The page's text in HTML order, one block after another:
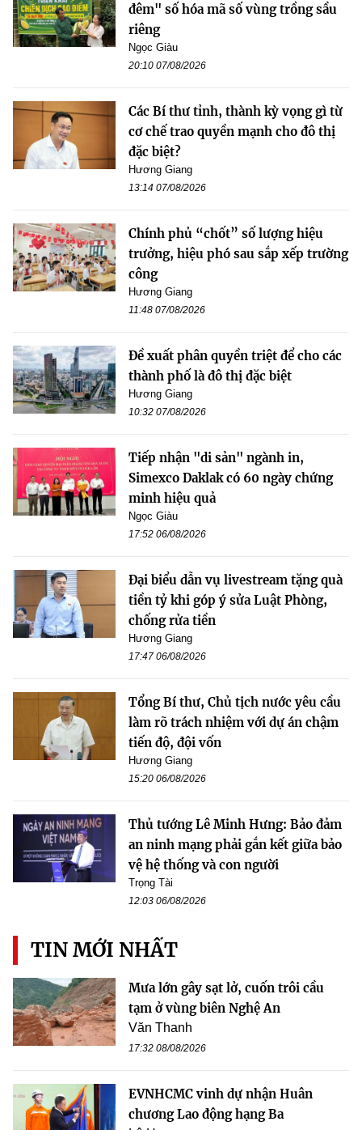
đêm" số hóa mã số vùng trồng sầu
riêng
Ngọc Giàu
20:10 07/08/2026
Các Bí thư tỉnh, thành kỳ vọng gì từ
cơ chế trao quyền mạnh cho đô thị
đặc biệt?
Hương Giang
13:14 07/08/2026
Chính phủ “chốt” số lượng hiệu
trưởng, hiệu phó sau sắp xếp trường
công
Hương Giang
11:48 07/08/2026
Đề xuất phân quyền triệt để cho các
thành phố là đô thị đặc biệt
Hương Giang
10:32 07/08/2026
Tiếp nhận "di sản" ngành in,
Simexco Daklak có 60 ngày chứng
minh hiệu quả
Ngọc Giàu
17:52 06/08/2026
Đại biểu dẫn vụ livestream tặng quà
tiền tỷ khi góp ý sửa Luật Phòng,
chống rửa tiền
Hương Giang
17:47 06/08/2026
Tổng Bí thư, Chủ tịch nước yêu cầu
làm rõ trách nhiệm với dự án chậm
tiến độ, đội vốn
Hương Giang
15:20 06/08/2026
Thủ tướng Lê Minh Hưng: Bảo đảm
an ninh mạng phải gắn kết giữa bảo
vệ hệ thống và con người
Trọng Tài
12:03 06/08/2026
TIN MỚI NHẤT
Mưa lớn gây sạt lở, cuốn trôi cầu
tạm ở vùng biên Nghệ An
Văn Thanh
17:32 08/08/2026
EVNHCMC vinh dự nhận Huân
chương Lao động hạng Ba